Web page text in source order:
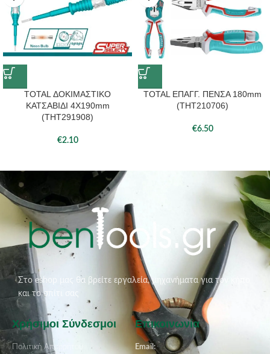
TOTAL ΔΟΚΙΜΑΣΤΙΚΟ
ΚΑΤΣΑΒΙΔΙ 4X190mm
(THT291908)
€2.10
TOTAL ΕΠΑΓΓ. ΠΕΝΣΑ 180mm
(THT210706)
€6.50
Στο eshop μας θα βρείτε εργαλεία, μηχανήματα για τον κήπο
και το σπίτι σας
Χρήσιμοι Σύνδεσμοι
Πολιτική Απορρήτου
Επικοινωνία
Email: